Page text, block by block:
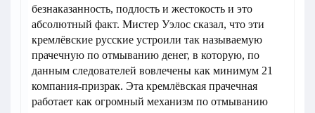
безнаказанность, подлость и жестокость и это
абсолютный факт. Мистер Уэлос сказал, что эти
кремлёвские русские устроили так называемую
прачечную по отмыванию денег, в которую, по
данным следователей вовлечены как минимум 21
компания-призрак. Эта кремлёвская прачечная
работает как огромный механизм по отмыванию